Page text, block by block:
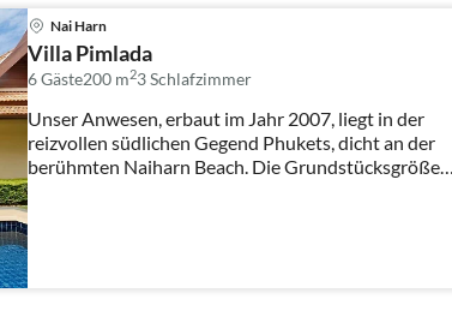
Nai Harn
Villa Pimlada
6 Gäste200 m23Schlafzimmer
Unser Anwesen, erbaut im Jahr 2007, liegt in der
reizvollen südlichen Gegend Phukets, dicht an der
berühmten Naiharn Beach. Die Grundstücksgröße